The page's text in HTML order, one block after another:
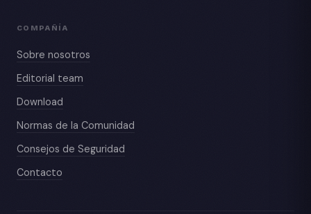
COMPAÑÍA
Sobre nosotros
Editorial team
Download
Normas de la Comunidad
Consejos de Seguridad
Contacto